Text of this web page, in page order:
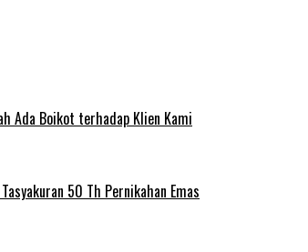
Ada Boikot terhadap Klien Kami
50 Th Pernikahan Emas